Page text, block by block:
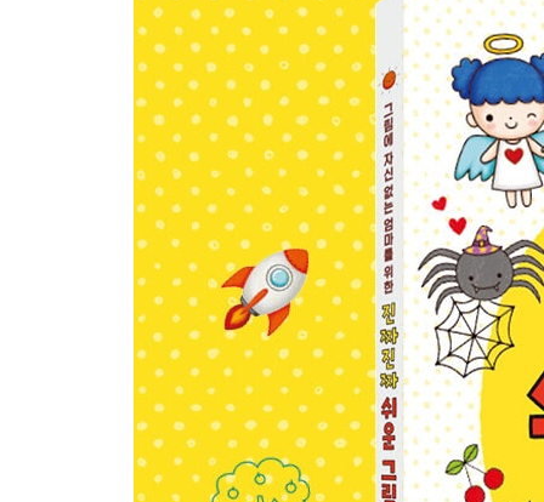
해·달·별·구름 70
4장 사물
가위·연필·안경·책 74
칫솔·치약·컵·비누 76
우산과 장화 78
모자·티셔츠·바지·양말 80
텔레비전·시계·핸드폰·라디오 82
숟가락·젓가락·포크·나이프 84
밥·국수·만두·볶음밥 86
사탕·아이스크림·햄버거·케이크 88
로봇 90
집 92
5장 탈것
자동차와 버스 96